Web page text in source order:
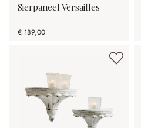
Sierpaneel Versailles
€ 189,00